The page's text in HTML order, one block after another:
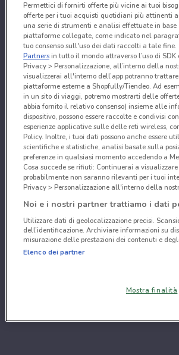
Permettici di fornirti offerte più vicine ai tuoi
offerte per i tuoi acquisti quotidiani più attinenti
una serie di strumenti e analisi effettuate in
piattaforme collegate, come indicato nel
tuo consenso sull'uso dei dati raccolti a tale
Partnersin tutto il mondo attraverso l’uso di
Privacy > Personalizzazione, all’interno della
visualizzerai all'interno dell’app potranno
piattaforme esterne a Shopfully/Tiendeo. Ad
in un sito di viaggi, potremo mostrarti delle
abbia fornito il relativo consenso) insieme alle
dispositivo, possono essere raccolte e condivisi
esperienze applicative sulle delle reti wireless,
Policy. Inoltre, i tuoi dati possono anche essere
scientifiche e statistiche, analisi basate sulla
preferenze in qualsiasi momento accedendo a
Cosa succede se rifiuti: Continuerai a
probabilmente non saranno rilevanti per i tuoi
Privacy > Personalizzazione all'interno della
Noi e i nostri partner trattiamo i dati
Utilizzare dati di geolocalizzazione precisi.
dell’identificazione. Archiviare informazioni su
misurazione delle prestazioni dei contenuti e
Elenco dei partner
Mostra finalità